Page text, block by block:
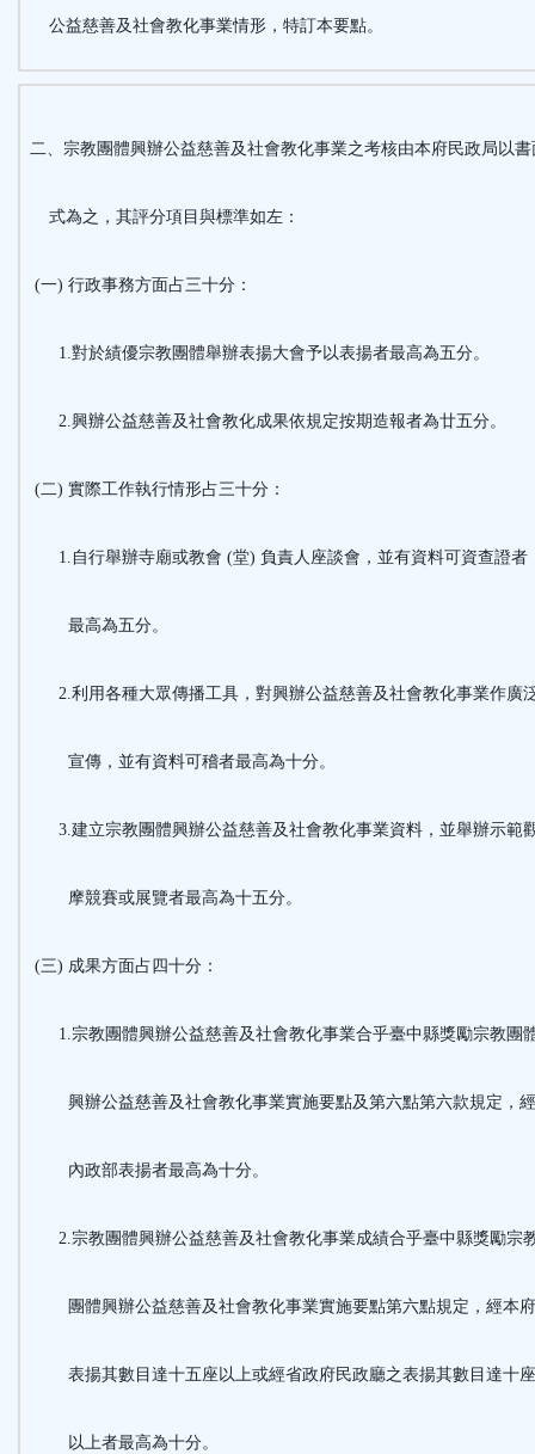
區
公益慈善及社會教化事業情形，特訂本要點。
二、宗教團體興辦公益慈善及社會教化事業之考核由本府民政局以書
式為之，其評分項目與標準如左：
(一) 行政事務方面占三十分：
1.對於績優宗教團體舉辦表揚大會予以表揚者最高為五分。
2.興辦公益慈善及社會教化成果依規定按期造報者為廿五分。
(二) 實際工作執行情形占三十分：
1.自行舉辦寺廟或教會 (堂) 負責人座談會，並有資料可資查證者
最高為五分。
2.利用各種大眾傳播工具，對興辦公益慈善及社會教化事業作廣
宣傳，並有資料可稽者最高為十分。
3.建立宗教團體興辦公益慈善及社會教化事業資料，並舉辦示範
摩競賽或展覽者最高為十五分。
(三) 成果方面占四十分：
1.宗教團體興辦公益慈善及社會教化事業合乎臺中縣獎勵宗教團
興辦公益慈善及社會教化事業實施要點及第六點第六款規定，經
內政部表揚者最高為十分。
2.宗教團體興辦公益慈善及社會教化事業成績合乎臺中縣獎勵宗
團體興辦公益慈善及社會教化事業實施要點第六點規定，經本府
表揚其數目達十五座以上或經省政府民政廳之表揚其數目達十座
以上者最高為十分。